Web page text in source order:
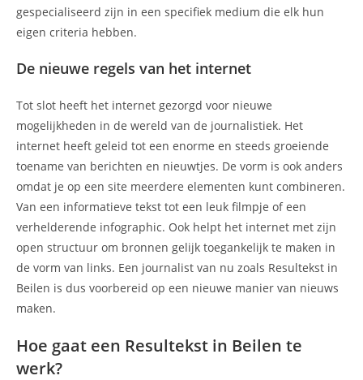
gespecialiseerd zijn in een specifiek medium die elk hun
eigen criteria hebben.
De nieuwe regels van het internet
Tot slot heeft het internet gezorgd voor nieuwe
mogelijkheden in de wereld van de journalistiek. Het
internet heeft geleid tot een enorme en steeds groeiende
toename van berichten en nieuwtjes. De vorm is ook anders
omdat je op een site meerdere elementen kunt combineren.
Van een informatieve tekst tot een leuk filmpje of een
verhelderende infographic. Ook helpt het internet met zijn
open structuur om bronnen gelijk toegankelijk te maken in
de vorm van links. Een journalist van nu zoals Resultekst in
Beilen is dus voorbereid op een nieuwe manier van nieuws
maken.
Hoe gaat een Resultekst in Beilen te
werk?